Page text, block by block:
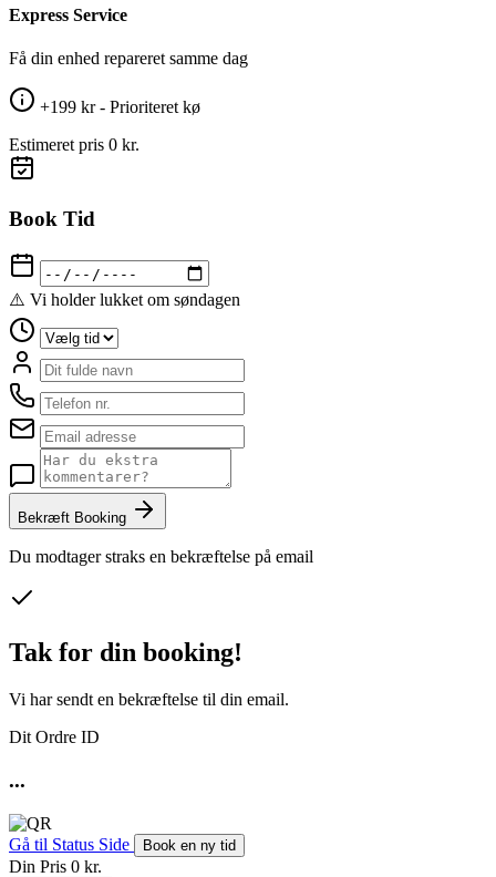
Express Service
Få din enhed repareret samme dag
+199 kr - Prioriteret kø
Estimeret pris 0 kr.
Book Tid
⚠️ Vi holder lukket om søndagen
Bekræft Booking
Du modtager straks en bekræftelse på email
Tak for din booking!
Vi har sendt en bekræftelse til din email.
Dit Ordre ID
...
Gå til Status Side Book en ny tid
Din Pris 0 kr.